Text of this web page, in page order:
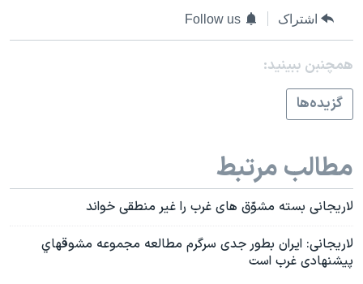
صفحه‌های ویژه
سفر پرزیدنت ترامپ به چین
اشتراک Follow us
همچنبن ببینید:
گزيده‌ها
مطالب مرتبط
لاريجانی بسته مشوّق های غرب را غير منطقی خواند
لاريجانی: ايران بطور جدی سرگرم مطالعه مجموعه مشوقهاي
پيشنهادی غرب است